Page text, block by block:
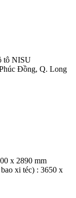
tô NISU
Đồng, Q. Long
x 2890 mm
xi téc) : 3650 x